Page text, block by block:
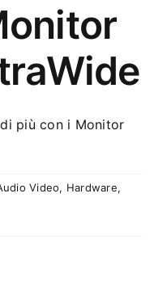
più con i Monitor
Video, Hardware,